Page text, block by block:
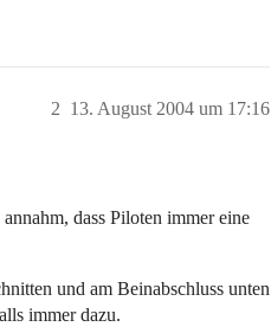
13. August 2004 um 17:16
2
dass Piloten immer eine
und am Beinabschluss unten
immer dazu.